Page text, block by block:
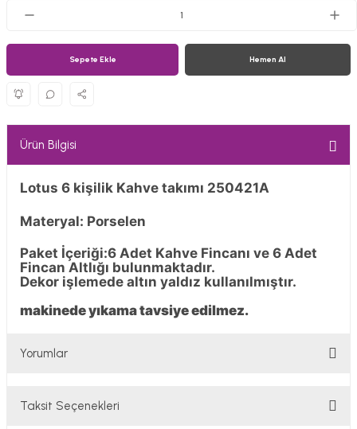
Sepete Ekle Hemen Al
Ürün Bilgisi
Lotus 6 kişilik Kahve takımı 250421A
Materyal: Porselen
Paket İçeriği:6 Adet Kahve Fincanı ve 6 Adet
Fincan Altlığı bulunmaktadır.
Dekor işlemede altın yaldız kullanılmıştır.
makinede yıkama tavsiye edilmez.
Yorumlar
Taksit Seçenekleri